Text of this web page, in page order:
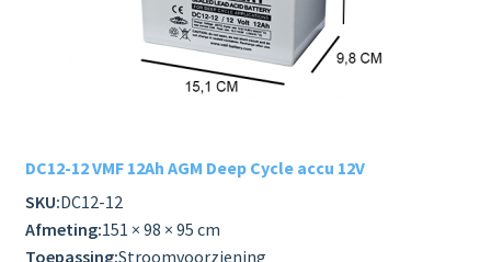
DC12-12 VMF 12Ah AGM Deep Cycle accu 12V
SKU:DC12-12
Afmeting:151 × 98 × 95 cm
Toepassing:Stroomvoorziening